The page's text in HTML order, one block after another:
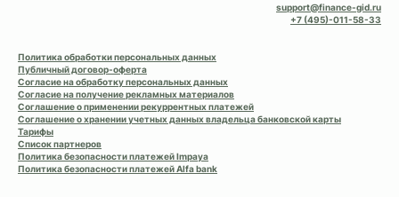
support@finance-gid.ru
+7 (495)-011-58-33
Политика обработки персональных данных
Публичный договор-оферта
Согласие на обработку персональных данных
Согласие на получение рекламных материалов
Соглашение о применении рекуррентных платежей
Соглашение о хранении учетных данных владельца банковской карты
Тарифы
Список партнеров
Политика безопасности платежей Impaya
Политика безопасности платежей Alfa bank